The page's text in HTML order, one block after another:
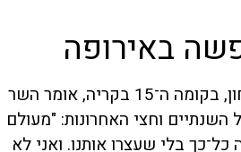
באירופה
ממשרדו במשרד הביטחון, בקומה ה־15 בקריה, אומר השר
וחצי האחרונות: "מעולם
בלי שעצרו אותנו. ואני לא